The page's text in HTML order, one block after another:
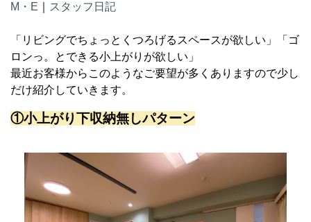
M・E
スタッフ日記
「リビングでちょっとくつろげるスペースが欲しい」「ゴ
ロンっ。とできる小上がりが欲しい」
最近お客様からこのようなご要望が多くありますので少し
だけ紹介していきます。
①小上がり下収納無しパターン